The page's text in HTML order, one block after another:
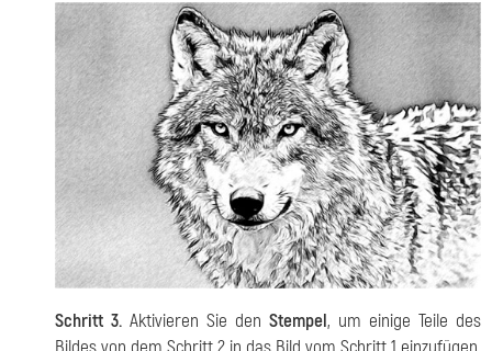
Schritt 3. Aktivieren Sie den Stempel, um einige Teile des